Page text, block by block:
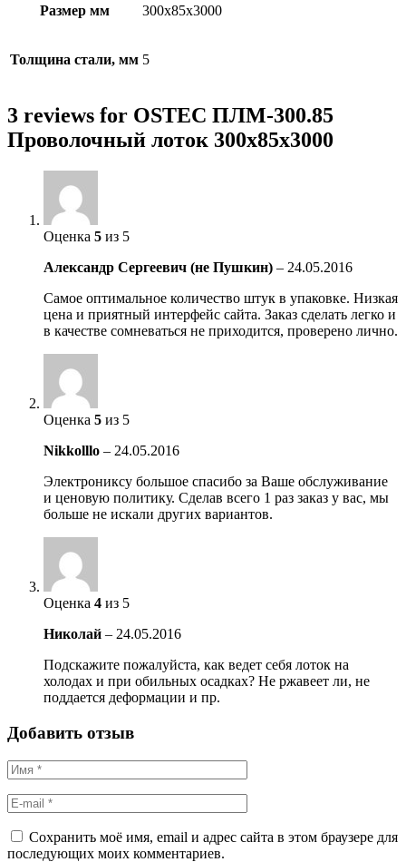
Размер мм 300х85х3000
Толщина стали, мм 5
3 reviews for OSTEC ПЛМ-300.85
Проволочный лоток 300х85х3000
Оценка 5 из 5
Александр Сергеевич (не Пушкин) – 24.05.2016
Самое оптимальное количество штук в упаковке. Низкая
цена и приятный интерфейс сайта. Заказ сделать легко и
в качестве сомневаться не приходится, проверено лично.
Оценка 5 из 5
Nikkolllo – 24.05.2016
Электрониксу большое спасибо за Ваше обслуживание
и ценовую политику. Сделав всего 1 раз заказ у вас, мы
больше не искали других вариантов.
Оценка 4 из 5
Николай – 24.05.2016
Подскажите пожалуйста, как ведет себя лоток на
холодах и при обильных осадках? Не ржавеет ли, не
поддается деформации и пр.
Добавить отзыв
Сохранить моё имя, email и адрес сайта в этом браузере для
последующих моих комментариев.